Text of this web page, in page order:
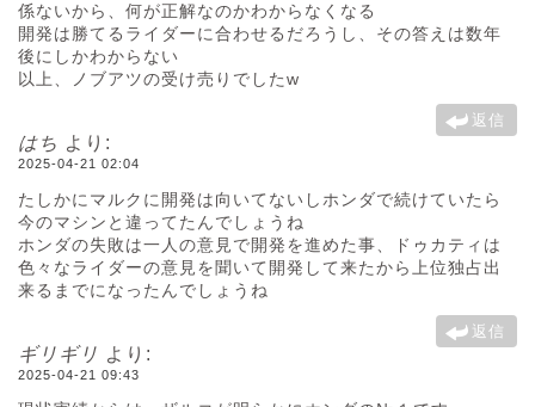
係ないから、何が正解なのかわからなくなる
開発は勝てるライダーに合わせるだろうし、その答えは数年
後にしかわからない
以上、ノブアツの受け売りでしたw
返信
はち より:
2025-04-21 02:04
たしかにマルクに開発は向いてないしホンダで続けていたら
今のマシンと違ってたんでしょうね
ホンダの失敗は一人の意見で開発を進めた事、ドゥカティは
色々なライダーの意見を聞いて開発して来たから上位独占出
来るまでになったんでしょうね
返信
ギリギリ より:
2025-04-21 09:43